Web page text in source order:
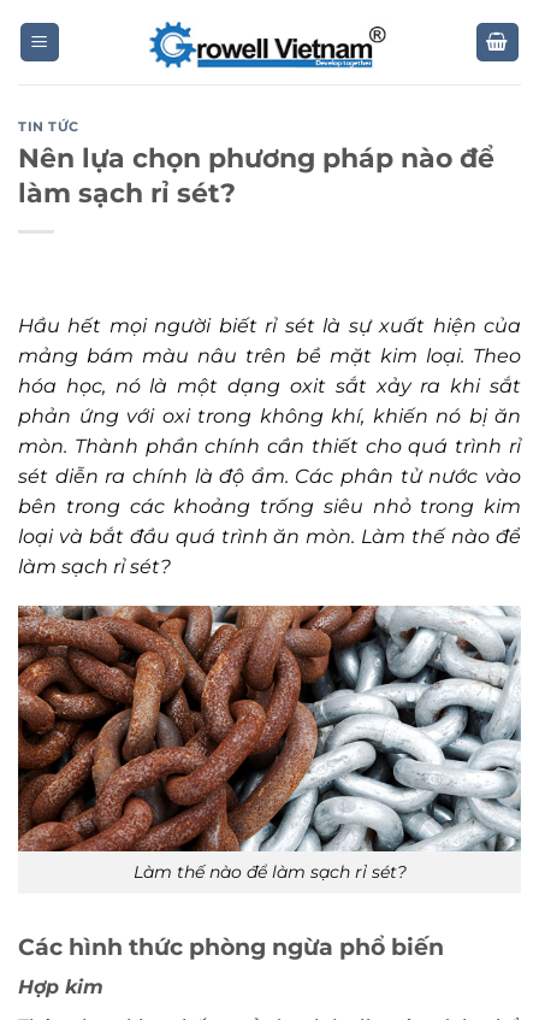
TIN TỨC
Nên lựa chọn phương pháp nào để
làm sạch rỉ sét?
Hầu hết mọi người biết rỉ sét là sự xuất hiện của
mảng bám màu nâu trên bề mặt kim loại. Theo
hóa học, nó là một dạng oxit sắt xảy ra khi sắt
phản ứng với oxi trong không khí, khiến nó bị ăn
mòn. Thành phần chính cần thiết cho quá trình rỉ
sét diễn ra chính là độ ẩm. Các phân tử nước vào
bên trong các khoảng trống siêu nhỏ trong kim
loại và bắt đầu quá trình ăn mòn. Làm thế nào để
làm sạch rỉ sét?
Làm thế nào để làm sạch rỉ sét?
Các hình thức phòng ngừa phổ biến
Hợp kim